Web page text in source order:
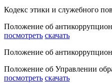
Кодекс этики и служебного
Положение об
посмотреть скачать
Положение об
Положение об Управлении
посмотреть скачать